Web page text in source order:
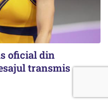
oficial din
transmis